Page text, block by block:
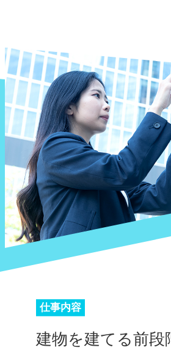
仕事内容
建物を建てる前段